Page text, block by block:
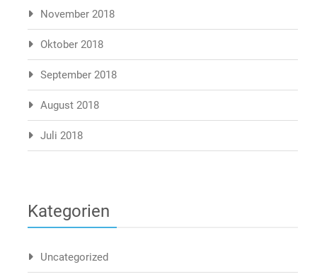
November 2018
Oktober 2018
September 2018
August 2018
Juli 2018
Kategorien
Uncategorized